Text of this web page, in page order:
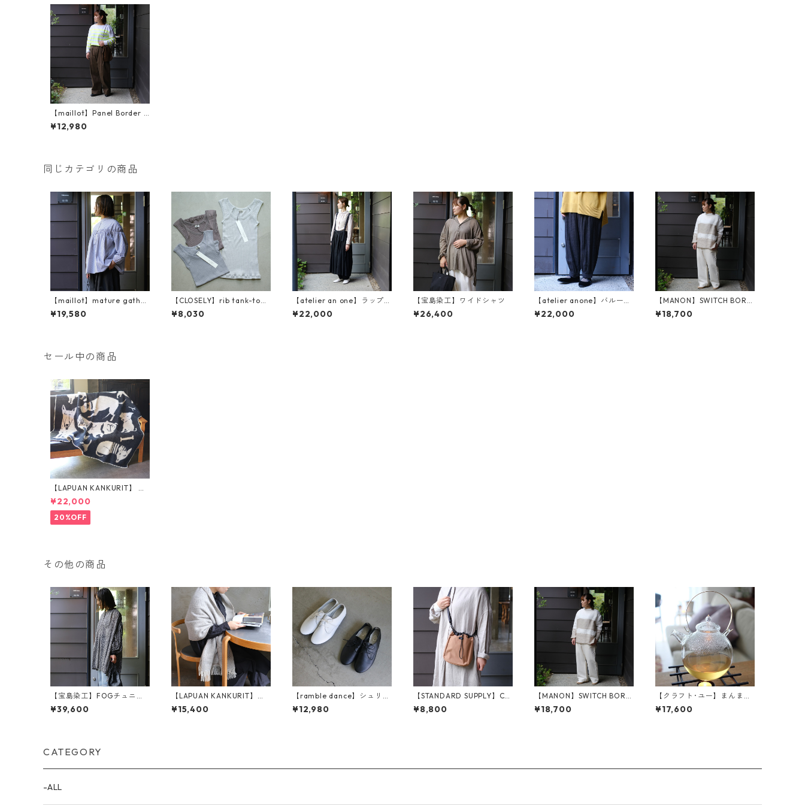
【maillot】Panel Border B
asque (パネルボーダーバス
ク) （MAK-23111）
¥12,980
同じカテゴリの商品
【maillot】mature gather
shirt (MAS-26160)
¥19,580
【CLOSELY】rib tank-top
(CLO2118)
¥8,030
【atelier an one】ラップエ
プロン an2460
¥22,000
【宝島染工】ワイドシャツ
¥26,400
【atelier anone】バルーン
パンツ（an2576）
¥22,000
【MANON】SWITCH BORD
ER MESH LINEN P.O SHT
(MNN-SH-279)
¥18,700
セール中の商品
【LAPUAN KANKURIT】 ウ
ールブランケット（フル130
×180cm）
¥22,000
20%OFF
その他の商品
【宝島染工】FOGチュニッ
ク
¥39,600
【LAPUAN KANKURIT】ポ
ケットショール
¥15,400
【ramble dance】シュリン
ク レザー レースアップ シュ
ーズ（373-11083）
¥12,980
【STANDARD SUPPLY】CH
ALK SHOULDER
¥8,800
【MANON】SWITCH BORD
ER MESH LINEN P.O SHT
(MNN-SH-279)
¥18,700
【クラフト･ユー】まんまる
ポット 1L
¥17,600
CATEGORY
-ALL